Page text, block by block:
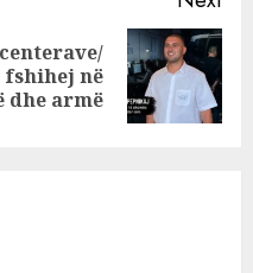
në
dhe armë